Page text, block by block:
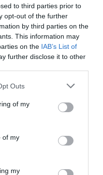
to third parties prior to
opt-out of the further
by third parties on the
This information may
on the IAB’s List of
further disclose it to other
uses one or more Google
You may click to
its third-party tags to
purposes in below Google
Outs
of my
of my
my
più di una partita